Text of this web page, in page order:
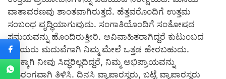
ವಾತಾವರಣವು ಶಾಂತವಾಗಿರುತ್ತದೆ. ಹೆತ್ತವರೊಂದಿಗೆ ಉತ್ತಮ
ಸಂಬಂಧ ವೃದ್ಧಿಯಾಗುವುದು. ಸಂಗಾತಿಯೊಂದಿಗೆ ಸಂತೋಷದ
ಸಮಯವನ್ನು ಹೊಂದಿರುತ್ತೀರಿ. ಅವಿವಾಹಿತರಾಗಿದ್ದರೆ ಕುಟುಂಬದ
ಹಿರಿಯರು ಮದುವೆಗಾಗಿ ನಿಮ್ಮ ಮೇಲೆ ಒತ್ತಡ ಹೇರಬಹುದು.
ಇದಕ್ಕಾಗಿ ನೀವು ಸಿದ್ಧರಿಲ್ಲದಿದ್ದರೆ, ನಿಮ್ಮ ಅಭಿಪ್ರಾಯವನ್ನು
ಬಹಿರಂಗವಾಗಿ ತಿಳಿಸಿ. ದಿನಸಿ ವ್ಯಾಪಾರಸ್ಥರು, ಬಟ್ಟೆ ವ್ಯಾಪಾರಸ್ಥರು